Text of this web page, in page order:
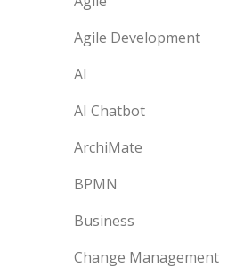
Agile Development
AI
AI Chatbot
ArchiMate
BPMN
Business
Change Management